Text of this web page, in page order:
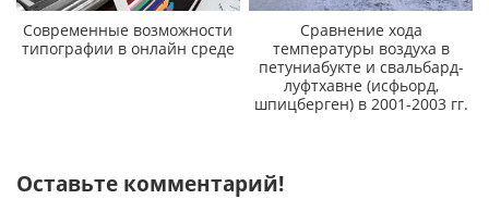
Современные возможности
типографии в онлайн среде
Сравнение хода
температуры воздуха в
петуниабукте и свальбард-
луфтхавне (исфьорд,
шпицберген) в 2001-2003 гг.
Оставьте комментарий!